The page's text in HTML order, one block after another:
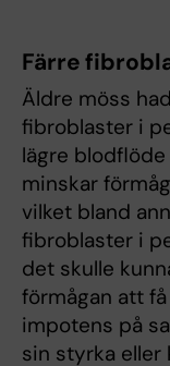
Färre
Äldre möss
fibroblaster i
lägre
minskar
vilket bland
fibroblaster i
det skulle
förmågan att
impotens på
sin styrka eller